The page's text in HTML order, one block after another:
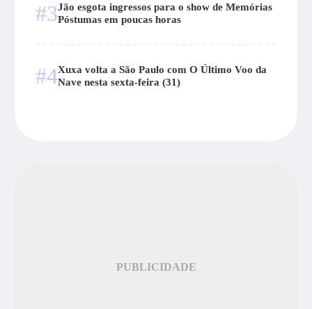
#3Jão esgota ingressos para o show de Memórias
Póstumas em poucas horas
#4Xuxa volta a São Paulo com O Último Voo da
Nave nesta sexta-feira (31)
PUBLICIDADE